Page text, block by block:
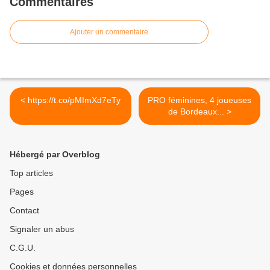
Ajouter un commentaire
< https://t.co/pMImXd7eTy
PRO féminines, 4 joueuses
de Bordeaux... >
Hébergé par Overblog
Top articles
Pages
Contact
Signaler un abus
C.G.U.
Cookies et données personnelles